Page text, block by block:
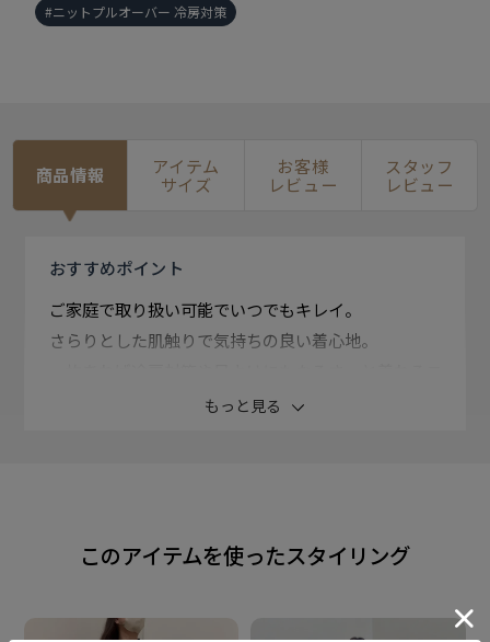
ニットプルオーバー 冷房対策
商品情報 アイテム
サイズ
お客様
レビュー
スタッフ
レビュー
おすすめポイント
ご家庭で取り扱い可能でいつでもキレイ。
さらりとした肌触りで気持ちの良い着心地。
・UVカット
【 ドライレーヨン 半袖 ポロ衿 ニットプルオーバ
もっと見る
このアイテムを使ったスタイリング